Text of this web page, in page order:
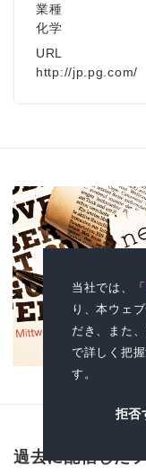
当社では、「
り、本ウェ
だき、また
で詳しく把
す。
拒否
業種
化学
URL
http://jp.pg.com/
過去に配信した